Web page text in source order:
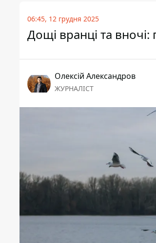
06:45, 12 грудня 2025
Дощі вранці та вночі:
Олексій Александров
ЖУРНАЛІСТ